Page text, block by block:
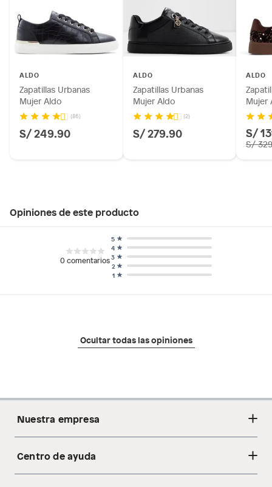
ALDO
Zapatillas Urbanas
Mujer Aldo
(86)
S/ 249.90
ALDO
Zapatillas Urbanas
Mujer Aldo
(2)
S/ 279.90
ALDO
Mujer
S/
S/
Opiniones de este producto
0comentarios
1
2
3
4
5
Ocultar todas las opiniones
Nuestra empresa
Acerca de nosotros
Centro de ayuda